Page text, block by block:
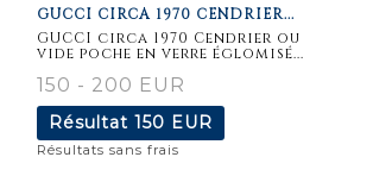
GUCCI CIRCA 1970 CENDRIER...
GUCCI circa 1970 Cendrier ou
vide poche en verre églomisé...
150 - 200 EUR
Résultat 150 EUR
Résultats sans frais